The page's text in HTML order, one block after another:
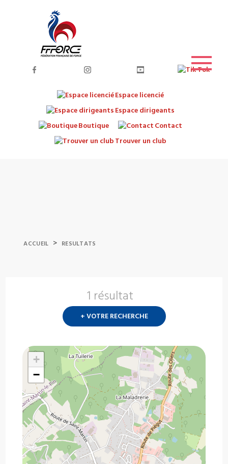
Espace licencié
Espace dirigeants
Boutique
Contact
Trouver un club
ACCUEIL > RESULTATS
1 résultat
+ VOTRE RECHERCHE
+
−